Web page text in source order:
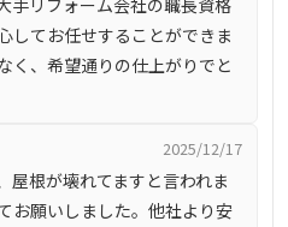
手リフォーム会社の職長資格
してお任せすることができま
く、希望通りの仕上がりでと
2025/12/17
屋根が壊れてますと言われま
お願いしました。他社より安